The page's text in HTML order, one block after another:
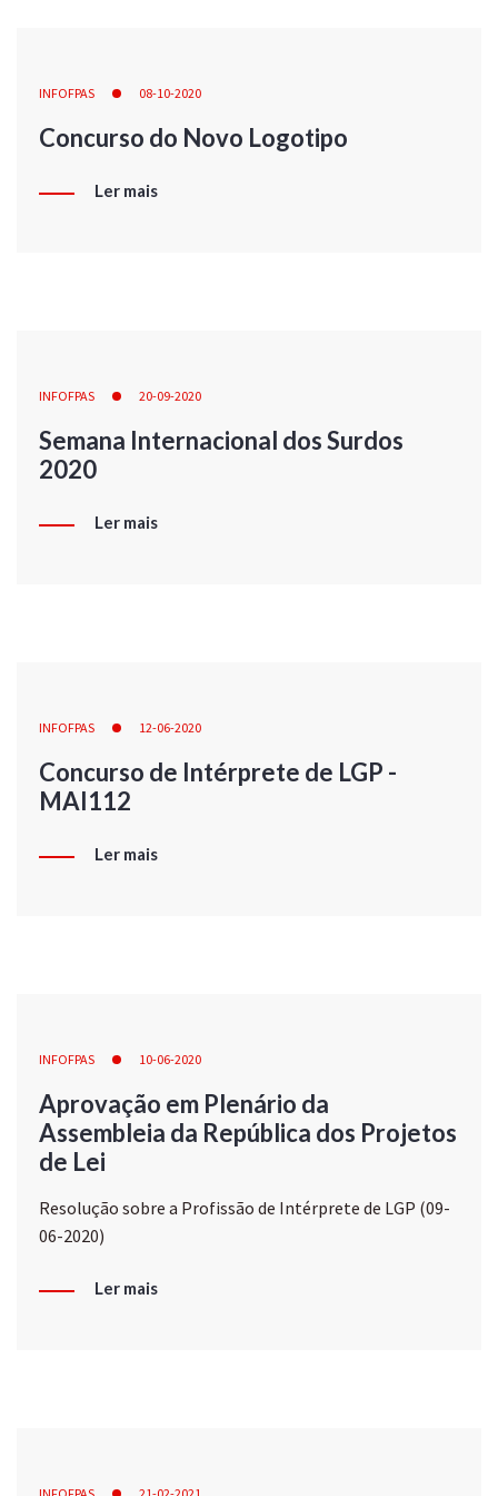
INFOFPAS 08-10-2020
Concurso do Novo Logotipo
Ler mais
INFOFPAS 20-09-2020
Semana Internacional dos Surdos
2020
Ler mais
INFOFPAS 12-06-2020
Concurso de Intérprete de LGP -
MAI112
Ler mais
INFOFPAS 10-06-2020
Aprovação em Plenário da
Assembleia da República dos Projetos
de Lei
Resolução sobre a Profissão de Intérprete de LGP (09-
06-2020)
Ler mais